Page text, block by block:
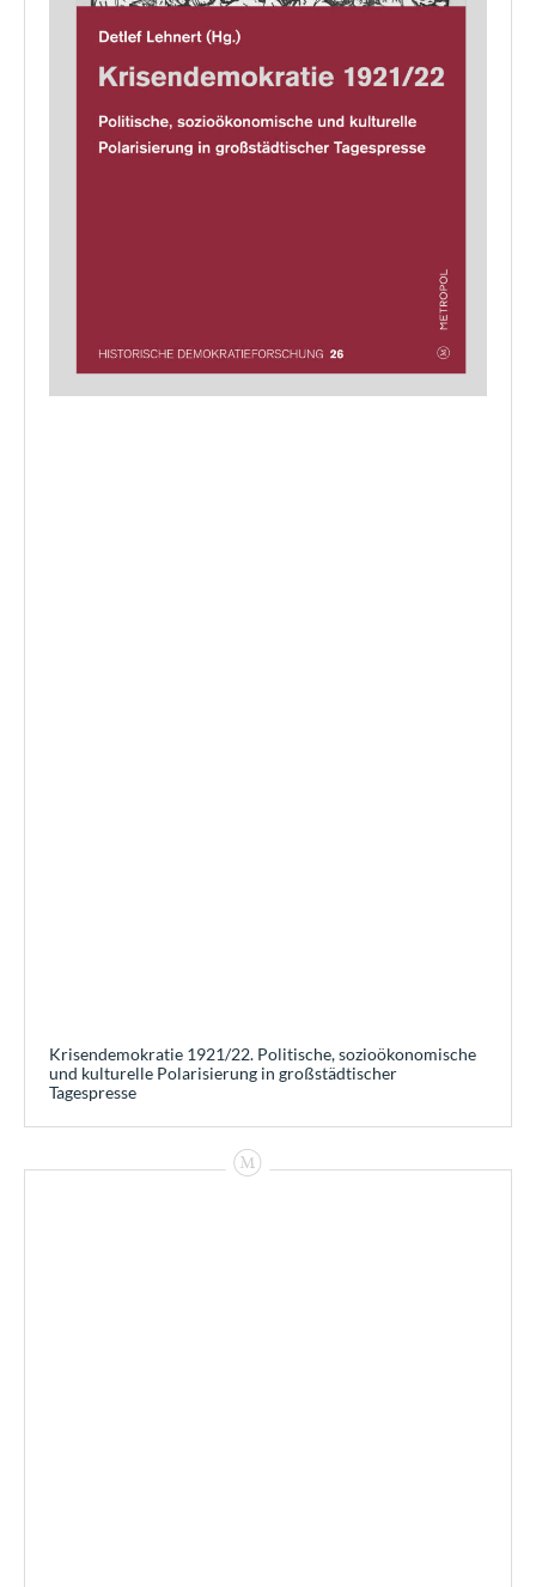
Krisendemokratie 1921/22. Politische, sozioökonomische
und kulturelle Polarisierung in großstädtischer
Tagespresse